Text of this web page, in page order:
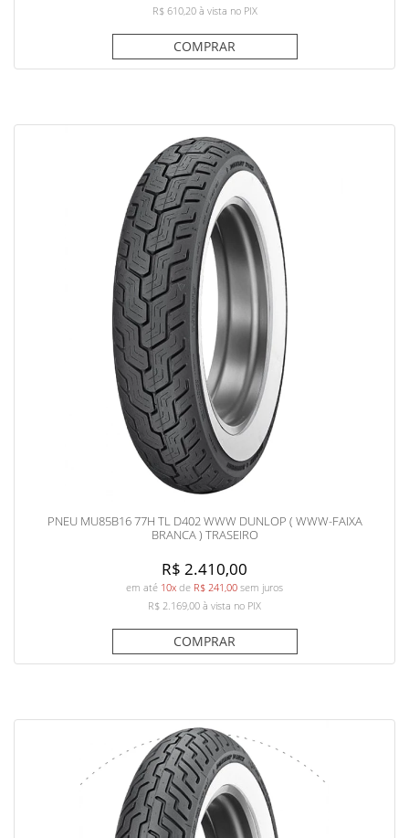
R$ 610,20à vista no PIX
COMPRAR
PNEU MU85B16 77H TL D402 WWW DUNLOP ( WWW-FAIXA
BRANCA ) TRASEIRO
R$ 2.410,00
em até 10x de R$ 241,00 sem juros
R$ 2.169,00 à vista no PIX
COMPRAR